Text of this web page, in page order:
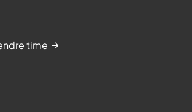
time